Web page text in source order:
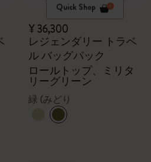
Quick Shop
¥ 36,300
レジェンダリー トラベ
ル バッグパック
ロールトップ、ミリタ
リーグリーン
緑 (みどり